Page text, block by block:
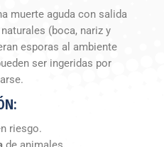
muerte aguda con salida
(boca, nariz y
esporas al ambiente
ser ingeridas por
riesgo.